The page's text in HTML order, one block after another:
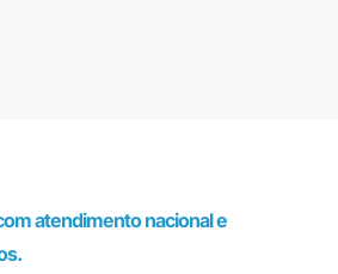
atendimento nacional e